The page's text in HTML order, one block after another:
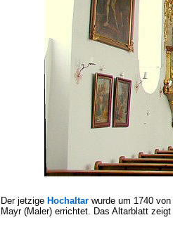
Der jetzige Hochaltar wurde um 1740
Mayr (Maler) errichtet. Das Altarblatt